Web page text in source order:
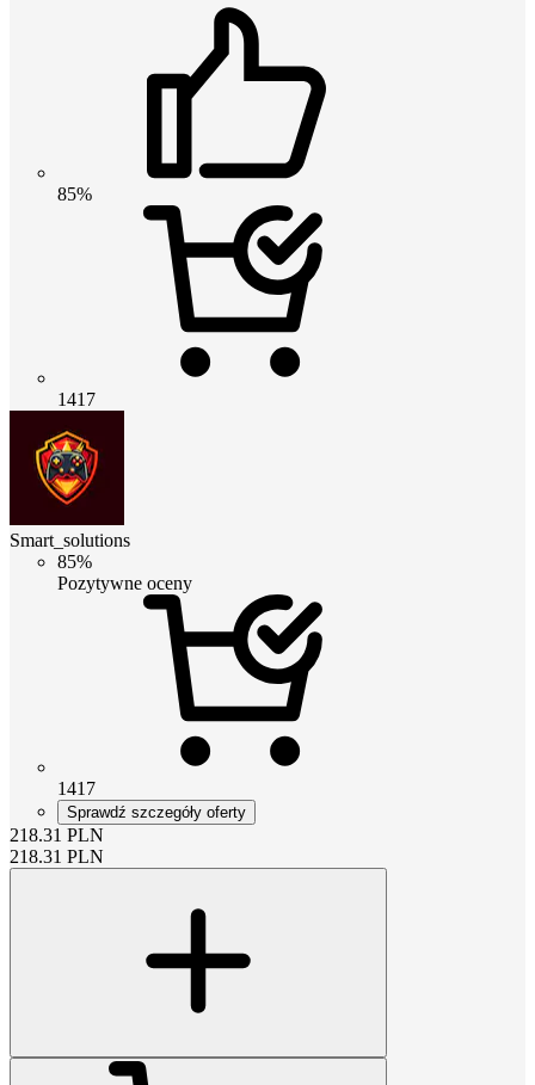
85%
1417
Smart_solutions
85%
Pozytywne oceny
1417
Sprawdź szczegóły oferty
218.31 PLN
218.31 PLN